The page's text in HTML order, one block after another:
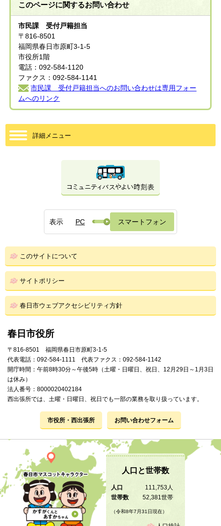
このページに関するお問い合わせ
市民課 受付戸籍担当
〒816-8501
福岡県春日市原町3-1-5
市役所1階
電話：092-584-1120
ファクス：092-584-1141
市民課 受付戸籍担当へのお問い合わせは専用フォー
ムへのリンク
詳細メニュー
表示 PC スマートフォン
このサイトについて
サイトポリシー
春日市ウェブアクセシビリティ方針
春日市役所
〒816-8501 福岡県春日市原町3-1-5
代表電話：092-584-1111 代表ファクス：092-584-1142
開庁時間：午前8時30分～午後5時（土曜・日曜日、祝日、12月29日～1月3日
は休み）
法人番号：8000020402184
西出張所では、土曜・日曜日、祝日でも一部の業務を取り扱っています。
市役所・西出張所 お問い合わせフォーム
人口と世帯数
人口
111,753人
世帯数
52,381世帯
（令和8年7月31日現在）